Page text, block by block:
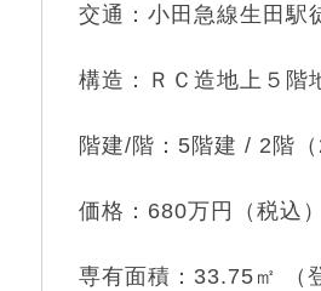
交通：小田急線生田駅
構造：ＲＣ造地上５階
階建/階：5階建 / 2階（
価格：680万円（税込）
専有面積：33.75㎡ （